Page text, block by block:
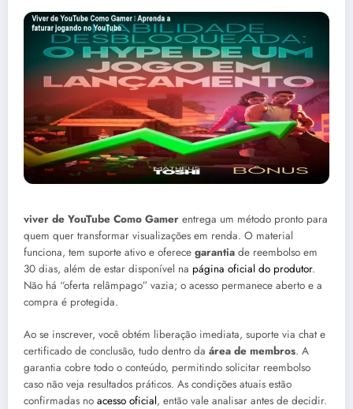
viver de YouTube Como Gamer entrega um método pronto para
quem quer transformar visualizações em renda. O material
funciona, tem suporte ativo e oferece garantia de reembolso em
30 dias, além de estar disponível na página oficial do produtor.
Não há “oferta relâmpago” vazia; o acesso permanece aberto e a
compra é protegida.
Ao se inscrever, você obtém liberação imediata, suporte via chat e
certificado de conclusão, tudo dentro da área de membros. A
garantia cobre todo o conteúdo, permitindo solicitar reembolso
caso não veja resultados práticos. As condições atuais estão
confirmadas no acesso oficial, então vale analisar antes de decidir.